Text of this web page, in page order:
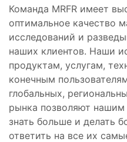
Команда MRFR имеет
оптимальное качество
исследований и
наших клиентов. Наши
продуктам, услугам,
конечным
глобальных,
рынка позволяют
знать больше и делать
ответить на все их